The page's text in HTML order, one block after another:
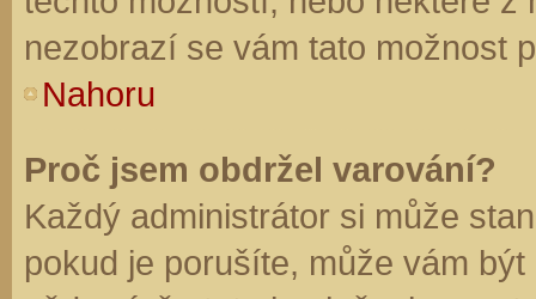
nezobrazí se vám tato možnost
Nahoru
Proč jsem obdržel varování?
Každý administrátor si může
pokud je porušíte, může vám